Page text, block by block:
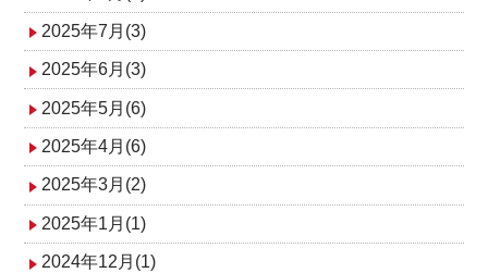
2025年7月(3)
2025年6月(3)
2025年5月(6)
2025年4月(6)
2025年3月(2)
2025年1月(1)
2024年12月(1)